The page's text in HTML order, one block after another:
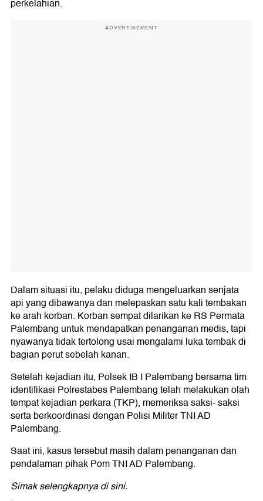
perkelahian.
ADVERTISEMENT
Dalam situasi itu, pelaku diduga mengeluarkan senjata
api yang dibawanya dan melepaskan satu kali tembakan
ke arah korban. Korban sempat dilarikan ke RS Permata
Palembang untuk mendapatkan penanganan medis, tapi
nyawanya tidak tertolong usai mengalami luka tembak di
bagian perut sebelah kanan.
Setelah kejadian itu, Polsek IB I Palembang bersama tim
identifikasi Polrestabes Palembang telah melakukan olah
tempat kejadian perkara (TKP), memeriksa saksi- saksi
serta berkoordinasi dengan Polisi Militer TNI AD
Palembang.
Saat ini, kasus tersebut masih dalam penanganan dan
pendalaman pihak Pom TNI AD Palembang.
Simak selengkapnyadi sini.